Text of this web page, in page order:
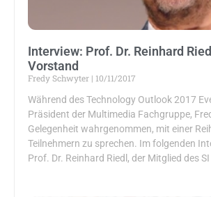
Interview: Prof. Dr. Reinhard
Vorstand
Fredy Schwyter
10/11/2017
Während des Technology Outlook 2017
Präsident der Multimedia Fachgruppe,
Gelegenheit wahrgenommen, mit einer
Teilnehmern zu sprechen. Im folgenden
Prof. Dr. Reinhard Riedl, der Mitglied des